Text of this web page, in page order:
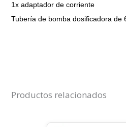
1x adaptador de corriente
Tubería de bomba dosificadora de
Productos relacionados